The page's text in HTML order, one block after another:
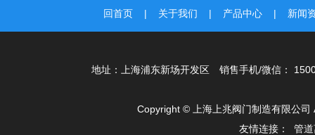
回首页 关于我们 产品中心 新闻
地址：上海浦东新场开发区 销售手机/微信：
Copyright © 上海上兆阀门制造有限公司
友情连接： 管